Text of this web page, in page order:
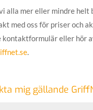
alla mer eller mindre
med oss för priser och
kontaktformulär eller hör
.
mig gällande